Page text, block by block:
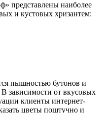
представлены наиболее
и кустовых хризантем:
пышностью бутонов и
зависимости от вкусовых
клиенты интернет-
цветы поштучно и